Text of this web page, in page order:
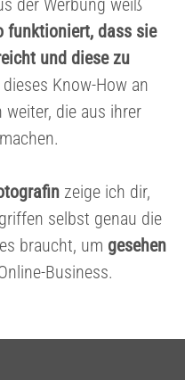
der Werbung weiß
funktioniert, dass sie
und diese zu
Know-How an
die aus ihrer
zeige ich dir,
selbst genau die
braucht, um gesehen
Business.